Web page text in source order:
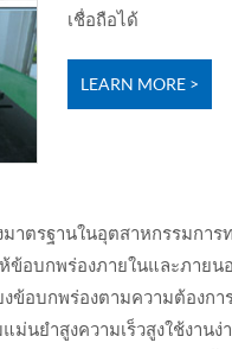
เชื่อถือได้
LEARN MORE >
าตรฐานในอุตสาหกรรมกา
อบกพร่องภายในและภาย
อบกพร่องตามความต้องก
นยำสูงความเร็วสูงใช้งาน